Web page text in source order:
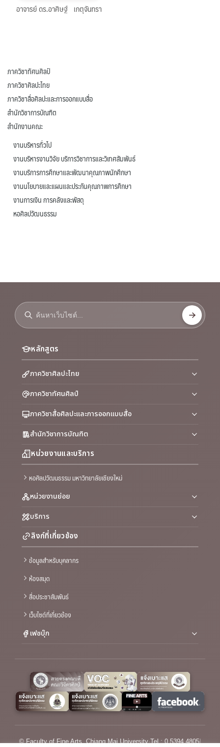
อาจารย์ ดร.อาศิษฐ์ เกตุจันทรา
ภาควิชาทัศนศิลป์
ภาควิชาศิลปะไทย
ภาควิชาสื่อศิลปะและการออกแบบสื่อ
สำนักวิชาการบัณฑิต
สำนักงานคณะ
งานบริหารทั่วไป
งานบริหารงานวิจัย บริการวิชาการและวิเทศสัมพันธ์
งานบริการการศึกษาและพัฒนาคุณภาพนักศึกษา
งานนโยบายและแผนและประกันคุณภาพการศึกษา
งานการเงิน การคลังและพัสดุ
หอศิลปวัฒนธรรม
หลักสูตร
ภาควิชาศิลปะไทย
ภาควิชาทัศนศิลป์
ภาควิชาสื่อศิลปะและการออกแบบสื่อ
สำนักวิชาการบัณฑิต
หน่วยงานและบริการ
หอศิลปวัฒนธรรม มหาวิทยาลัยเชียงใหม่
หน่วยงานย่อย
บริการ
ลิงก์ที่เกี่ยวข้อง
ข้อมูลสำหรับบุคลากร
ห้องสมุด
สื่อประชาสัมพันธ์
เว็บไซต์ที่เกี่ยวข้อง
เฟซบุ๊ก
© Faculty of Fine Arts, Chiang Mai University·Tel : 0 5394 4805|